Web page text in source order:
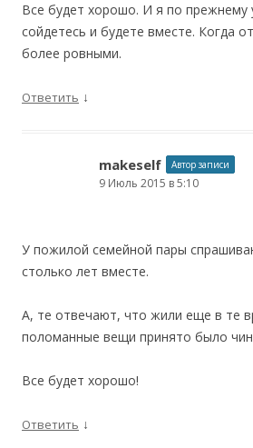
Все будет хорошо. И я по прежнему
сойдетесь и будете вместе. Когда
более ровными.
Ответить ↓
makeself Автор записи
9 Июль 2015 в 5:10
У пожилой семейной пары
столько лет вместе.
А, те отвечают, что жили еще в те
поломанные вещи принято было
Все будет хорошо!
Ответить ↓